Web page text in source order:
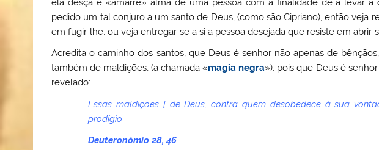
ela desça e «amarre» alma de uma pessoa com a finalidade de a levar
pedido um tal conjuro a um santo de Deus, (como são Cipriano), então veja
em fugir-lhe, ou veja entregar-se a si a pessoa desejada que resiste em abrir-
Acredita o caminho dos santos, que Deus é senhor não apenas de
também de maldições, (a chamada «magia negra»), pois que Deus é
revelado:
Essas maldições [ de Deus, contra quem desobedece á sua
prodígio
Deuteronómio 28, 46